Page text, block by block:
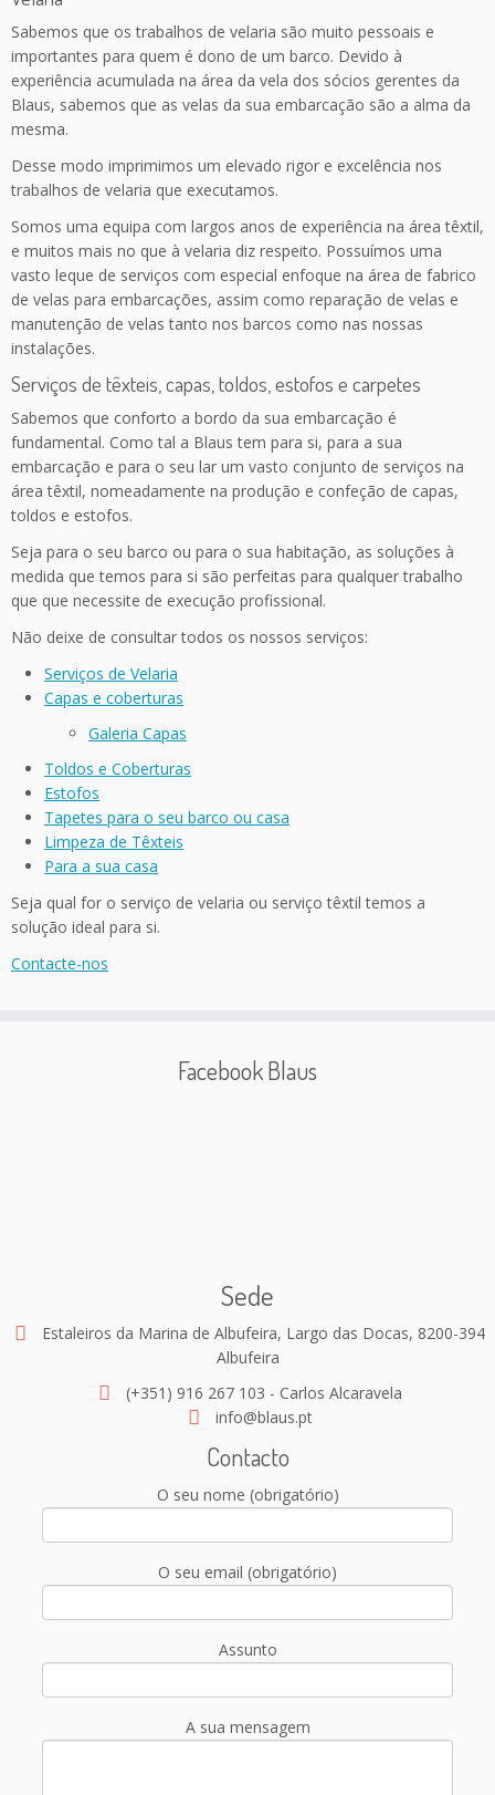
Sabemos que os trabalhos de velaria são muito pessoais e
importantes para quem é dono de um barco. Devido à
experiência acumulada na área da vela dos sócios gerentes da
Blaus, sabemos que as velas da sua embarcação são a alma da
mesma.
Desse modo imprimimos um elevado rigor e excelência nos
trabalhos de velaria que executamos.
Somos uma equipa com largos anos de experiência na área têxtil,
e muitos mais no que à velaria diz respeito. Possuímos uma
vasto leque de serviços com especial enfoque na área de fabrico
de velas para embarcações, assim como reparação de velas e
manutenção de velas tanto nos barcos como nas nossas
instalações.
Serviços de têxteis, capas, toldos, estofos e carpetes
Sabemos que conforto a bordo da sua embarcação é
fundamental. Como tal a Blaus tem para si, para a sua
embarcação e para o seu lar um vasto conjunto de serviços na
área têxtil, nomeadamente na produção e confeção de capas,
toldos e estofos.
Seja para o seu barco ou para o sua habitação, as soluções à
medida que temos para si são perfeitas para qualquer trabalho
que que necessite de execução profissional.
Não deixe de consultar todos os nossos serviços:
Serviços de Velaria
Capas e coberturas
Galeria Capas
Toldos e Coberturas
Estofos
Tapetes para o seu barco ou casa
Limpeza de Têxteis
Para a sua casa
Seja qual for o serviço de velaria ou serviço têxtil temos a
solução ideal para si.
Contacte-nos
Facebook Blaus
Sede
Estaleiros da Marina de Albufeira, Largo das Docas, 8200-394
Albufeira
(+351) 916 267 103 - Carlos Alcaravela
info@blaus.pt
Contacto
O seu nome (obrigatório)
O seu email (obrigatório)
Assunto
A sua mensagem